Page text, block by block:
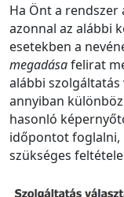
Ha Önt a rendszer
azonnal az alábbi
esetekben a
megadásafelirat
alábbi szolgáltatás
annyiban
hasonló
időpontot foglalni,
szükséges